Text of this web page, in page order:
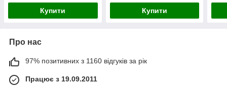
Купити Купити
Про нас
97% позитивних з 1160 відгуків за рік
Працює з 19.09.2011